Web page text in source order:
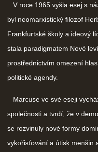
V roce 1965 vyšla esej s
byl neomarxistický filozof
Frankfurtské školy a ideový
stala paradigmatem Nové
prostřednictvím omezení
politické agendy.
Marcuse ve své eseji
společnosti a tvrdí, že v
se rozvinuly nové formy
vykořisťování a útisk menšin